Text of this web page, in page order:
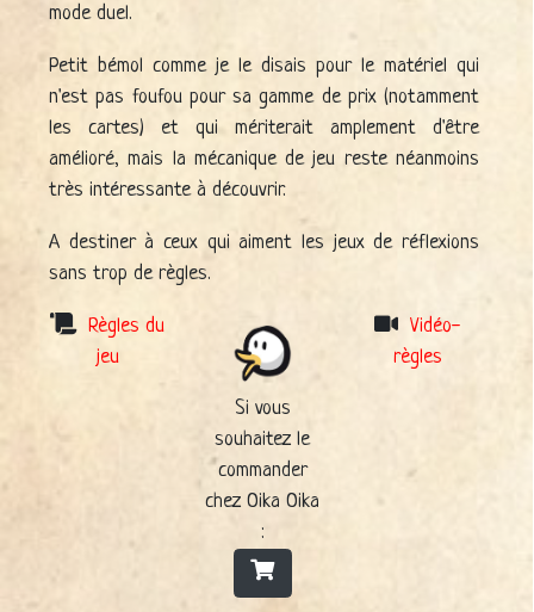
mode duel.
Petit bémol comme je le disais pour le matériel qui
n'est pas foufou pour sa gamme de prix (notamment
les cartes) et qui mériterait amplement d'être
amélioré, mais la mécanique de jeu reste néanmoins
très intéressante à découvrir.
A destiner à ceux qui aiment les jeux de réflexions
sans trop de règles.
Règles du
jeu
Si vous
souhaitez le
commander
chez Oika Oika
:
Vidéo-
règles